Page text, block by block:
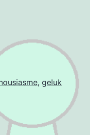
, geluk